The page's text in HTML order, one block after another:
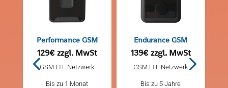
Performance GSM
129€ zzgl. MwSt
GSM LTE Netzwerk
Bis zu 1 Monat
Endurance GSM
139€ zzgl. MwSt
GSM LTE Netzwerk
Bis zu 5 Jahre